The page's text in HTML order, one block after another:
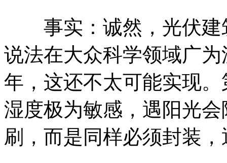
事实：诚然，光伏建
说法在大众科学领域广
年，这还不太可能实现
湿度极为敏感，遇阳光
刷，而是同样必须封装